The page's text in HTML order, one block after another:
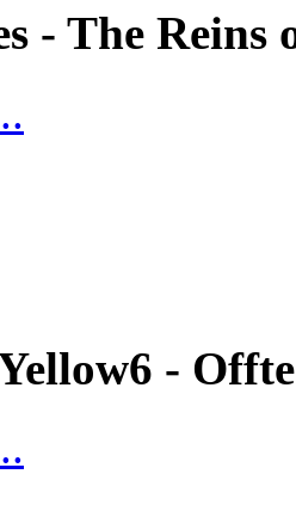
- The Reins
-